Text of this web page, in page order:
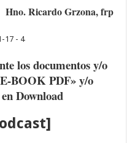
Hno. Ricardo Grzona, frp
los documentos y/o
BOOK PDF» y/o
Download